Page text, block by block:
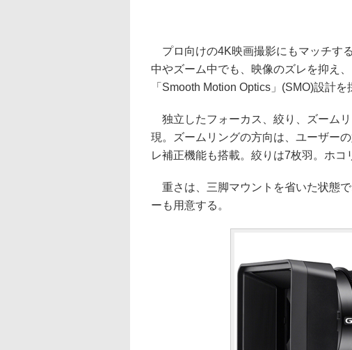
プロ向けの4K映画撮影にもマッチす
中やズーム中でも、映像のズレを抑え
「Smooth Motion Optics」(SMO)設計を
独立したフォーカス、絞り、ズーム
現。ズームリングの方向は、ユーザー
レ補正機能も搭載。絞りは7枚羽。ホコ
重さは、三脚マウントを省いた状態
ーも用意する。